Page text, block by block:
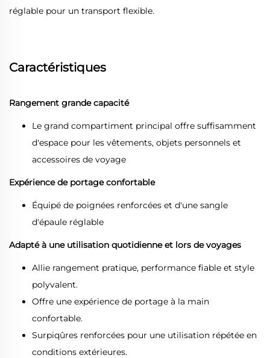
réglable pour un transport flexible.
Caractéristiques
Rangement grande capacité
Le grand compartiment principal offre suffisamment
d'espace pour les vêtements, objets personnels et
accessoires de voyage
Expérience de portage confortable
Équipé de poignées renforcées et d'une sangle
d'épaule réglable
Adapté à une utilisation quotidienne et lors de voyages
Allie rangement pratique, performance fiable et style
polyvalent.
Offre une expérience de portage à la main
confortable.
Surpiqûres renforcées pour une utilisation répétée en
conditions extérieures.